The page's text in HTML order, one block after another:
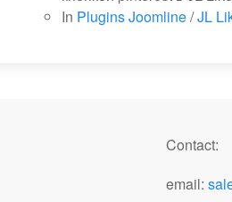
In Plugins Joomline/JL
Contact:
email: